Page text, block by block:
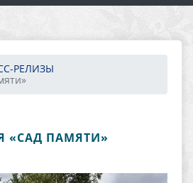
РЕЛИЗЫ
«САД ПАМЯТИ»